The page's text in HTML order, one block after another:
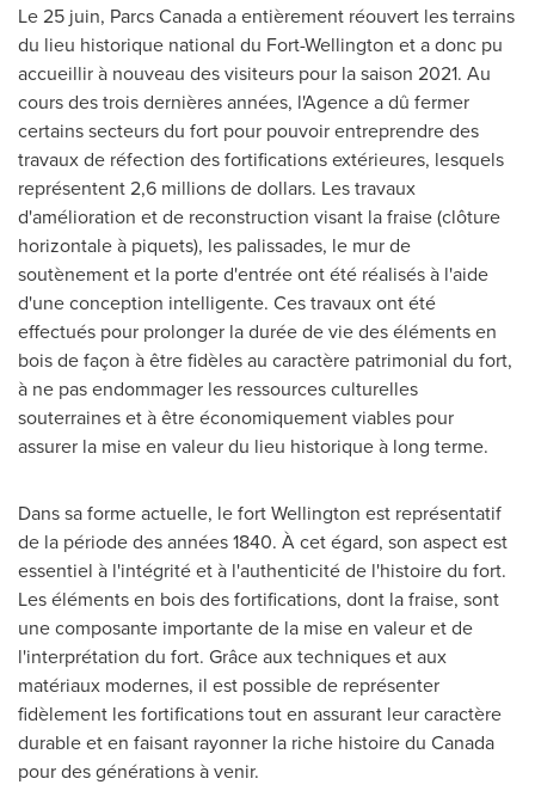
Le 25 juin, Parcs Canada a entièrement réouvert les terrains
du lieu historique national du Fort-Wellington et a donc pu
accueillir à nouveau des visiteurs pour la saison 2021. Au
cours des trois dernières années, l'Agence a dû fermer
certains secteurs du fort pour pouvoir entreprendre des
travaux de réfection des fortifications extérieures, lesquels
représentent 2,6 millions de dollars. Les travaux
d'amélioration et de reconstruction visant la fraise (clôture
horizontale à piquets), les palissades, le mur de
soutènement et la porte d'entrée ont été réalisés à l'aide
d'une conception intelligente. Ces travaux ont été
effectués pour prolonger la durée de vie des éléments en
bois de façon à être fidèles au caractère patrimonial du fort,
à ne pas endommager les ressources culturelles
souterraines et à être économiquement viables pour
assurer la mise en valeur du lieu historique à long terme.
Dans sa forme actuelle, le fortWellington est représentatif
de la période des années 1840. À cet égard, son aspect est
essentiel à l'intégrité et à l'authenticité de l'histoire du fort.
Les éléments en bois des fortifications, dont la fraise, sont
une composante importante de la mise en valeur et de
l'interprétation du fort. Grâce aux techniques et aux
matériaux modernes, il est possible de représenter
fidèlement les fortifications tout en assurant leur caractère
durable et en faisant rayonner la riche histoire du Canada
pour des générations à venir.